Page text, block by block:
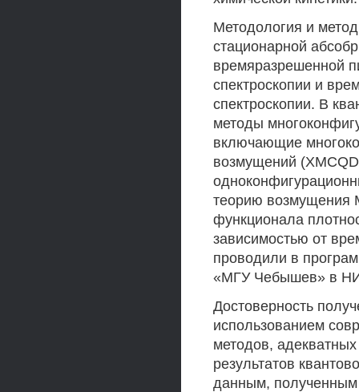
Методология и
стационарной
времяразрешенной
спектроскопии и
спектроскопии. В
методы
включающие
возмущений
теорию возмущения
функционала
зависимостью от
проводили в
«МГУ Чебышев» в
Достоверность
использованием
методов,
результатов
данным, полученным